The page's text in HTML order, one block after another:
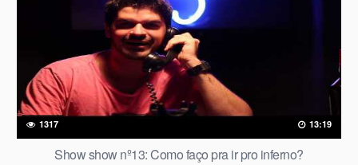
1317 13:19
Show show nº13: Como faço pra ir pro inferno?